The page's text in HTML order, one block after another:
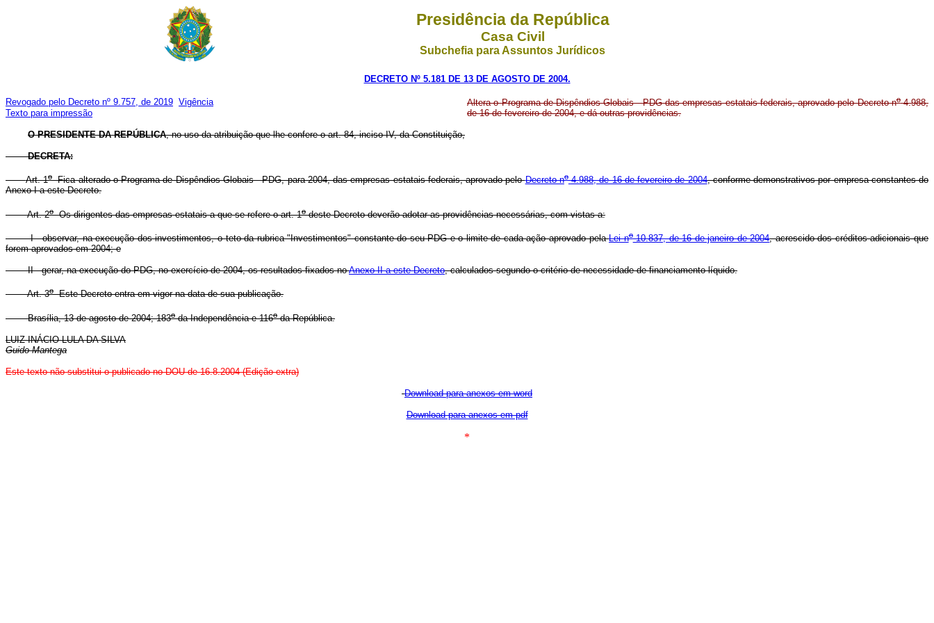
Presidência da República
Casa Civil
Subchefia para Assuntos Jurídicos
DECRETO Nº 5.181 DE 13 DE AGOSTO DE 2004.
Revogado pelo Decreto nº 9.757, de 2019 Vigência
Texto para impressão
Altera o Programa de Dispêndios Globais - PDG das empresas estatais federais, aprovado pelo Decreto no4.988,
de 16 de fevereiro de 2004, e dá outras providências.
O PRESIDENTE DA REPÚBLICA, no uso da atribuição que lhe confere o art. 84, inciso IV, da Constituição,
DECRETA:
Art. 1oFica alterado o Programa de Dispêndios Globais - PDG, para 2004, das empresas estatais federais, aprovado peloDecreto no4.988, de 16 de fevereiro de 2004, conforme demonstrativos por empresa constantes do
Anexo I a este Decreto.
Art. 2oOs dirigentes das empresas estatais a que se refere o art. 1odeste Decreto deverão adotar as providências necessárias, com vistas a:
I - observar, na execução dos investimentos, o teto da rubrica "Investimentos" constante do seu PDG e o limite de cada ação aprovado pelaLei no10.837, de 16 de janeiro de 2004, acrescido dos créditos adicionais que
forem aprovados em 2004; e
II - gerar, na execução do PDG, no exercício de 2004, os resultados fixados noAnexo II a este Decreto, calculados segundo o critério de necessidade de financiamento líquido.
Art. 3oEste Decreto entra em vigor na data de sua publicação.
Brasília, 13 de agosto de 2004; 183oda Independência e 116oda República.
LUIZ INÁCIO LULA DA SILVA
Guido Mantega
Este texto não substitui o publicado no DOU de 16.8.2004 (Edição extra)
Download para anexos em word
Download para anexos em pdf
*